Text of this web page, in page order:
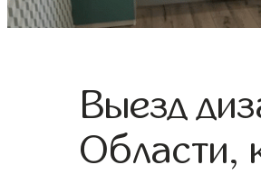
Выезд
Области,